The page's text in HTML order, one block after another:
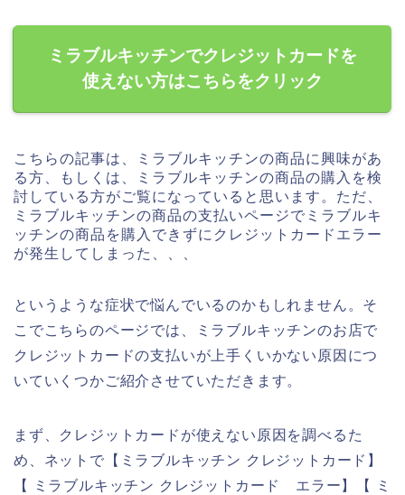
ミラブルキッチンでクレジットカードを
使えない方はこちらをクリック
こちらの記事は、ミラブルキッチンの商品に興味があ
る方、もしくは、ミラブルキッチンの商品の購入を検
討している方がご覧になっていると思います。ただ、
ミラブルキッチンの商品の支払いページでミラブルキ
ッチンの商品を購入できずにクレジットカードエラー
が発生してしまった、、、
というような症状で悩んでいるのかもしれません。そ
こでこちらのページでは、ミラブルキッチンのお店で
クレジットカードの支払いが上手くいかない原因につ
いていくつかご紹介させていただきます。
まず、クレジットカードが使えない原因を調べるた
め、ネットで【ミラブルキッチン クレジットカード】
【 ミラブルキッチン クレジットカード エラー】【 ミ